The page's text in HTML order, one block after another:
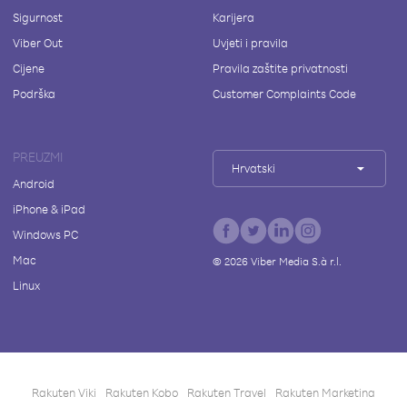
Sigurnost
Viber Out
Cijene
Podrška
Karijera
Uvjeti i pravila
Pravila zaštite privatnosti
Customer Complaints Code
PREUZMI
Android
iPhone & iPad
Windows PC
Mac
Linux
Hrvatski
© 2026Viber Media S.à r.l.
Rakuten Viki Rakuten Kobo Rakuten Travel Rakuten Marketing